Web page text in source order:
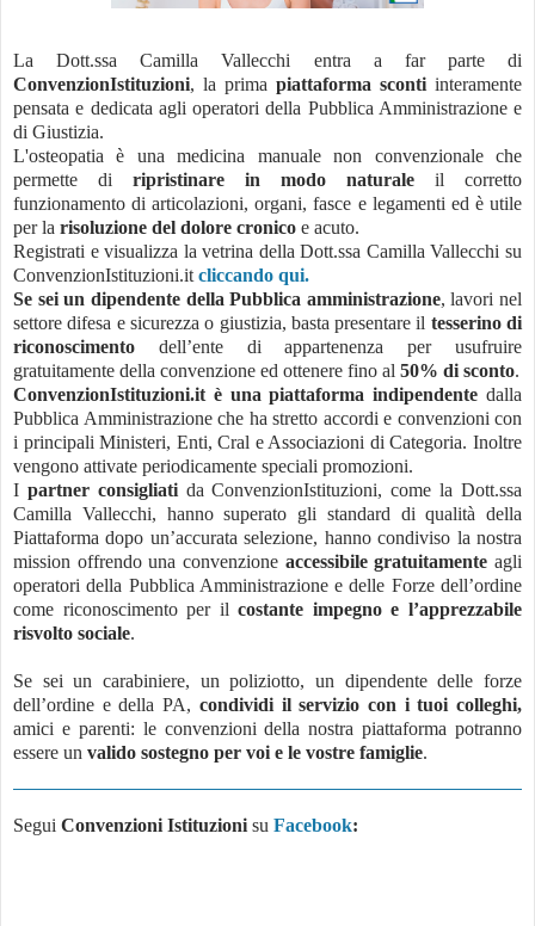
La Dott.ssa Camilla Vallecchi entra a far parte di
ConvenzionIstituzioni, la prima piattaforma sconti interamente
pensata e dedicata agli operatori della Pubblica Amministrazione e
di Giustizia.
L'osteopatia è una medicina manuale non convenzionale che
permette di ripristinare in modo naturale il corretto
funzionamento di articolazioni, organi, fasce e legamenti ed è utile
per la risoluzione del dolore cronico e acuto.
Registrati e visualizza la vetrina della Dott.ssa Camilla Vallecchi su
ConvenzionIstituzioni.it cliccando qui.
Se sei un dipendente della Pubblica amministrazione, lavori nel
settore difesa e sicurezza o giustizia, basta presentare il tesserino di
riconoscimento dell’ente di appartenenza per usufruire
gratuitamente della convenzione ed ottenere fino al 50% di sconto.
ConvenzionIstituzioni.it è una piattaforma indipendente dalla
Pubblica Amministrazione che ha stretto accordi e convenzioni con
i principali Ministeri, Enti, Cral e Associazioni di Categoria. Inoltre
vengono attivate periodicamente speciali promozioni.
I partner consigliatida ConvenzionIstituzioni, come la Dott.ssa
Camilla Vallecchi, hanno superato gli standard di qualità della
Piattaforma dopo un’accurata selezione, hanno condiviso la nostra
mission offrendo una convenzione accessibile gratuitamente agli
operatori della Pubblica Amministrazione e delle Forze dell’ordine
come riconoscimento per ilcostante impegno e l’apprezzabile
risvolto sociale.
Se sei un carabiniere, un poliziotto, un dipendente delle forze
dell’ordine e della PA, condividi il servizio con i tuoi colleghi,
amici e parenti: le convenzioni della nostra piattaforma potranno
essere un valido sostegno per voi e le vostre famiglie.
Segui Convenzioni Istituzioni su Facebook: